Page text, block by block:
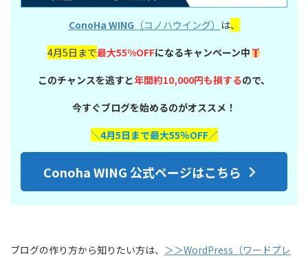
ConoHa WING （コノハウイング） は、
4月5日まで最大55%OFFになるキャンペーン中
このチャンスを逃すと年間約10,000円も損するので、
今すぐブログを始めるのがオススメ！
＼4月5日まで最大55％OFF／
Conoha WING 公式ページはこちら
ブログの作り方から知りたい方は、 ＞＞WordPress（ワードプレ